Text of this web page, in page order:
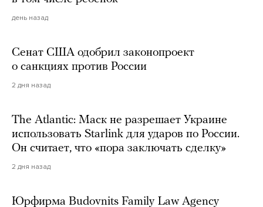
день назад
Сенат США одобрил законопроект
о санкциях против России
2 дня назад
The Atlantic: Маск не разрешает Украине
использовать Starlink для ударов по России.
Он считает, что «пора заключать сделку»
2 дня назад
Юрфирма Budovnits Family Law Agency